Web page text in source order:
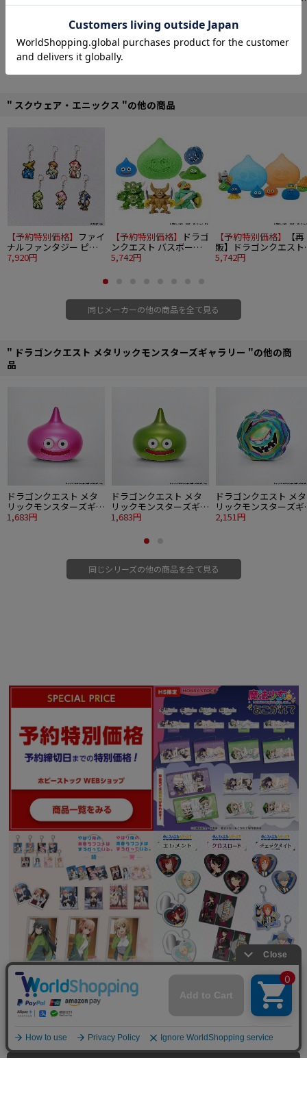
～地獄の帝王復活編～
5,742円 バスボール ～スライム
の仲間たち編～ 12個入
り1BOX
5,742円 ドットモンスタートラ
プ
990円
同じ原作の他の商品を全て見る
" スクウェア・エニックス "の他の商品
【予約特別価格】 ファイ
ナルファンタジー ピク
セルリマスター ビルド
7,920円
【予約特別価格】 ドラゴ
ンクエスト バスボール
～地獄の帝王復活編～
5,742円
【予約特別価格】 【再
販】ドラゴンクエスト
バスボール ～スライム
5,742円
同じメーカーの他の商品を全て見る
" ドラゴンクエスト メタリックモンスターズギャラリー "の他の商
品
ドラゴンクエスト メタ
リックモンスターズギャ
ラリー ピーチスライム
1,683円
ドラゴンクエスト メタ
リックモンスターズギャ
ラリー ライムスライム
1,683円
ドラゴンクエスト メタ
リックモンスターズギ
ラリー オーロラウンダ
2,151円
同じシリーズの他の商品を全て見る